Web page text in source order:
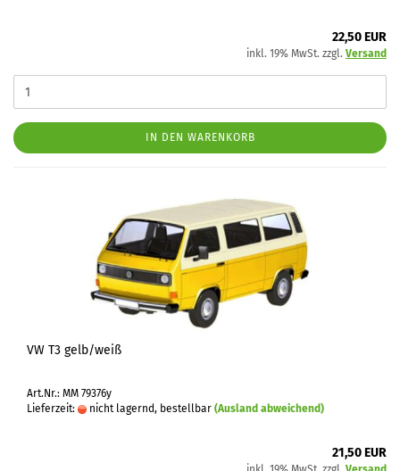
22,50 EUR
inkl. 19% MwSt. zzgl. Versand
IN DEN WARENKORB
VW T3 gelb/weiß
Art.Nr.: MM 79376y
Lieferzeit:
nicht lagernd, bestellbar (Ausland abweichend)
21,50 EUR